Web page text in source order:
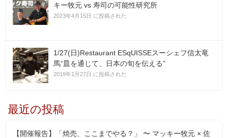
キー牧元 vs 寿司の可能性研究所
2023年4月15日 に投稿された
1/27(日)Restaurant ESqUISSEスーシェフ信太竜
馬“皿を通じて、日本の旬を伝える”
2019年1月27日 に投稿された
最近の投稿
【開催報告】「焼売、ここまでやる？」 〜 マッキー牧元 × 佐